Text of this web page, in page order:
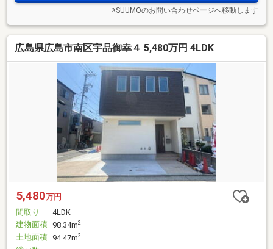
※SUUMOのお問い合わせページへ移動します
広島県広島市南区宇品御幸４ 5,480万円 4LDK
5,480万円
間取り
4LDK
建物面積 98.34m2
土地面積 94.47m2